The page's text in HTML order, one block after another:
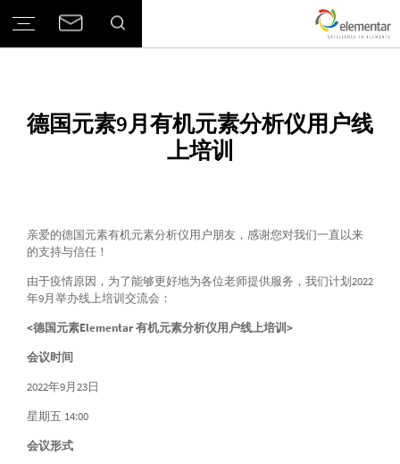
德国元素9月有机元素分析仪用户线
上培训
亲爱的德国元素有机元素分析仪用户朋友，感谢您对我们一直以来
的支持与信任！
由于疫情原因，为了能够更好地为各位老师提供服务，我们计划2022
年9月举办线上培训交流会：
<德国元素Elementar 有机元素分析仪用户线上培训>
会议时间
2022年9月23日
星期五 14:00
会议形式